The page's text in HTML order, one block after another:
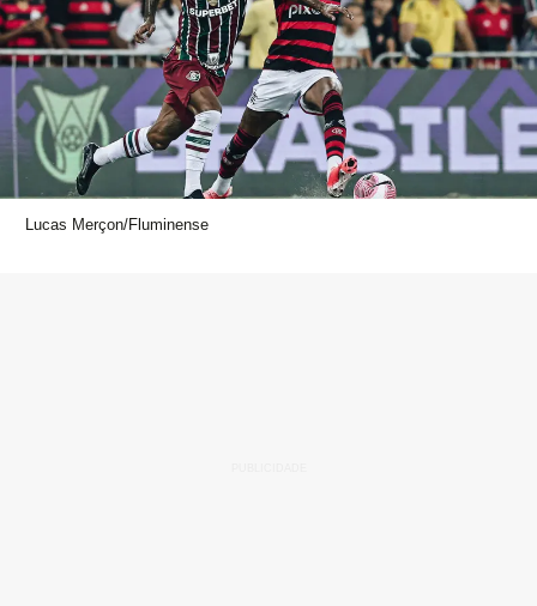
Lucas Merçon/Fluminense